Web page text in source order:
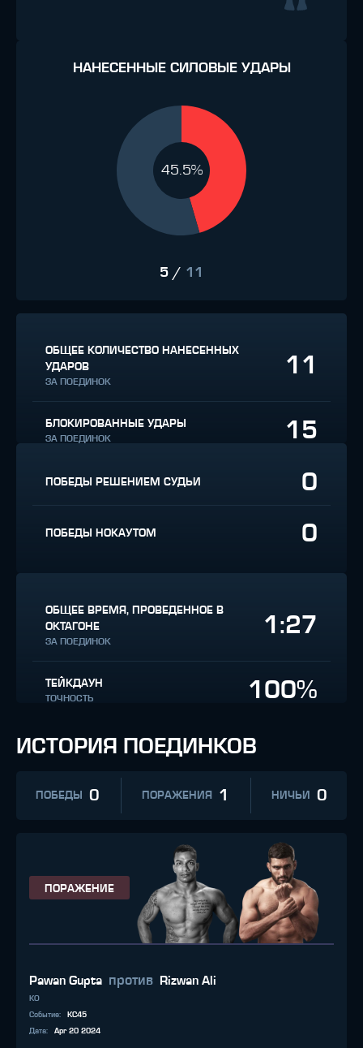
НАНЕСЕННЫЕ СИЛОВЫЕ УДАРЫ
45.5%
5 / 11
ОБЩЕЕ КОЛИЧЕСТВО НАНЕСЕННЫХ
УДАРОВ
ЗА ПОЕДИНОК
11
БЛОКИРОВАННЫЕ УДАРЫ
ЗА ПОЕДИНОК 15
ПОБЕДЫ РЕШЕНИЕМ СУДЬИ 0
ПОБЕДЫ НОКАУТОМ 0
ОБЩЕЕ ВРЕМЯ, ПРОВЕДЕННОЕ В
ОКТАГОНЕ
ЗА ПОЕДИНОК
1:27
ТЕЙКДАУН
ТОЧНОСТЬ 100%
ИСТОРИЯ ПОЕДИНКОВ
ПОБЕДЫ 0 ПОРАЖЕНИЯ 1 НИЧЬИ 0
ПОРАЖЕНИЕ
Pawan Gupta против Rizwan Ali
KO
Событие:
KC45
Дата: Apr 20 2024